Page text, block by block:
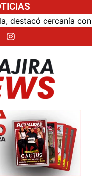
cercanía con el